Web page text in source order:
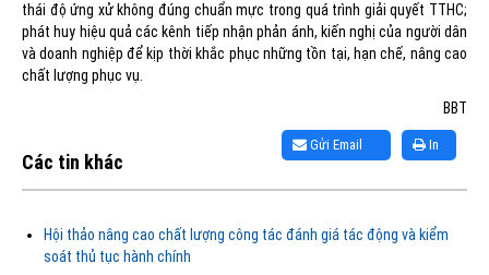
thái độ ứng xử không đúng chuẩn mực trong quá trình giải quyết TTHC;
phát huy hiệu quả các kênh tiếp nhận phản ánh, kiến nghị của người dân
và doanh nghiệp để kịp thời khắc phục những tồn tại, hạn chế, nâng cao
chất lượng phục vụ.
BBT
In
Gửi Email
Các tin khác
Hội thảo nâng cao chất lượng công tác đánh giá tác động và kiểm
soát thủ tục hành chính